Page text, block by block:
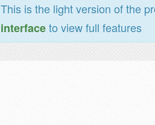
This is the light version of the
interfaceto view full features